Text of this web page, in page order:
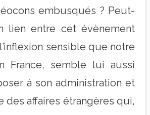
embusqués ? Peut-
lien entre cet évènement
sensible que notre
France, semble lui aussi
à son administration et
des affaires étrangères qui,